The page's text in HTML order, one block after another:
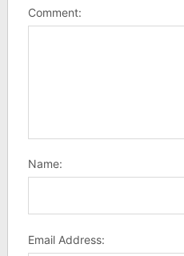
Comment:
Name:
Email Address: